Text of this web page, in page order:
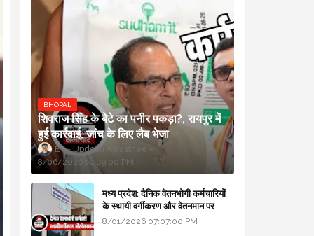
BHOPAL
शिवराज सिंह के बेटे का पनीर पकड़ा?, रायपुर में
हुई कार्रवाई, जांच के लिए लैब भेजा
Updesh Awasthee
8/06/2026 10:09:00 PM
मध्य प्रदेश: दैनिक वेतनभोगी कर्मचारियों
के स्थायी वर्गीकरण और वेतनमान पर
सरकार का बड़ा स्पष्टीकरण
8/01/2026 07:07:00 PM